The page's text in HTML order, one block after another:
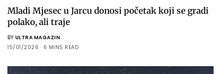
Mladi Mjesec u Jarcu donosi početak koji se gradi
polako, ali traje
BY ULTRA MAGAZIN
15/01/2026
6 MINS READ